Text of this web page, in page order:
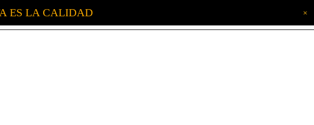
ES LA CALIDAD +